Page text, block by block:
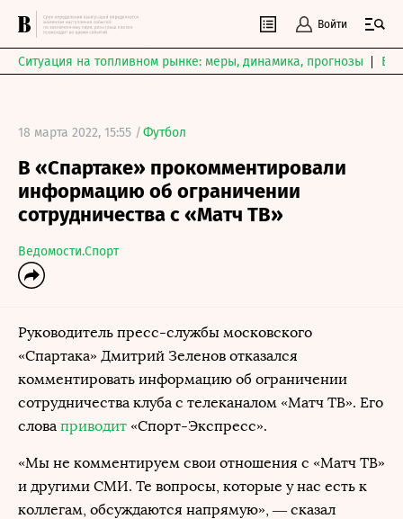
Войти
Ситуация на топливном рынке: меры, динамика, прогнозы
18 марта 2022, 15:55 /Футбол
В «Спартаке» прокомментировали
информацию об ограничении
сотрудничества с «Матч ТВ»
Ведомости.Спорт
Руководитель пресс-службы московского
«Спартака» Дмитрий Зеленов отказался
комментировать информацию об ограничении
сотрудничества клуба с телеканалом «Матч ТВ». Его
слова приводит «Спорт-Экспресс».
«Мы не комментируем свои отношения с «Матч ТВ»
и другими СМИ. Те вопросы, которые у нас есть к
коллегам, обсуждаются напрямую», — сказал